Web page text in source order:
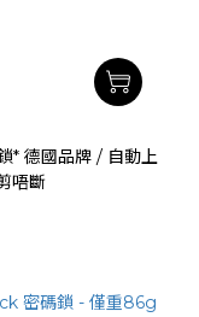
* 德國品牌 / 自動上
唔斷